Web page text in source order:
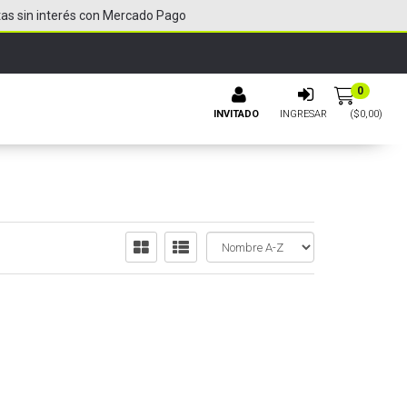
INVITADO INGRESAR
0
($0,00)
sin interés con Mercado Pago